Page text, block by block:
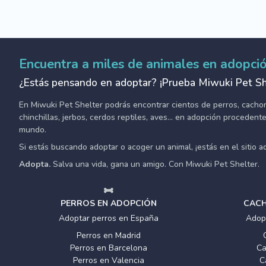
Encuentra a miles de animales en
¿Estás pensando en adoptar? ¡Prueba Miwuki Pet
En Miwuki Pet Shelter podrás encontrar cientos de perros,
chinchillas, jerbos, cerdos reptiles, aves... en adopción
mundo.
Si estás buscando adoptar o acoger un animal, ¡estás en el sitio
Adopta. Salva una vida, gana un amigo. Con Miwuki Pet Shelter.
PERROS EN ADOPCIÓN
Adoptar perros en España
Perros en Madrid
Perros en Barcelona
Perros en Valencia